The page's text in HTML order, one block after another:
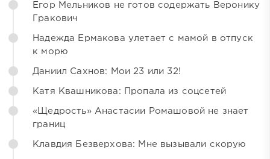
Егор Мельников не готов содержать Веронику
Гракович
Надежда Ермакова улетает с мамой в отпуск
к морю
Даниил Сахнов: Мои 23 или 32!
Катя Квашникова: Пропала из соцсетей
«Щедрость» Анастасии Ромашовой не знает
границ
Клавдия Безверхова: Мне вызывали скорую